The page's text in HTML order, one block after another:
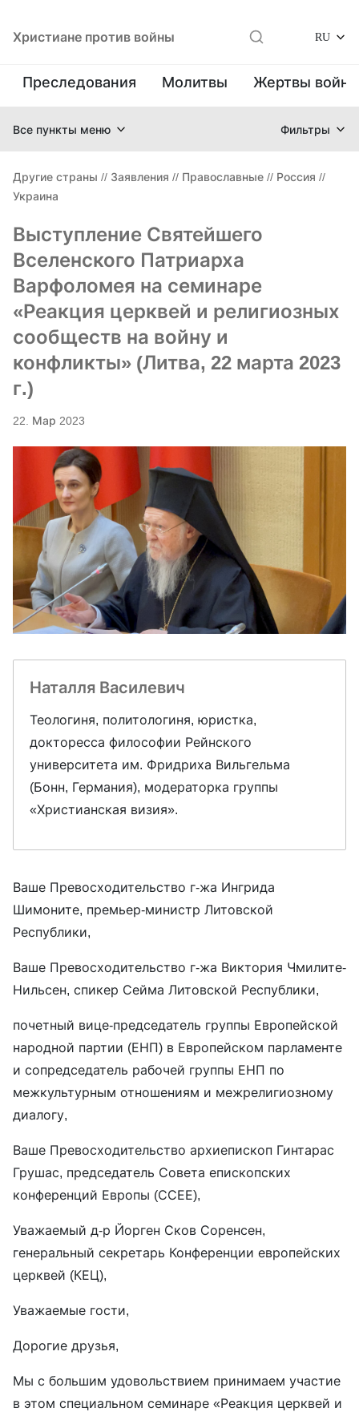
Христиане против войны RU
Преследования Молитвы Жертвы
Все пункты меню Фильтры
Другие страны // Заявления // Православные // Россия //
Украина
Выступление Святейшего
Вселенского Патриарха
Варфоломея на семинаре
«Реакция церквей и религиозных
сообществ на войну и
конфликты» (Литва, 22 марта 2023
г.)
22. Мар 2023
Наталля Василевич
Теологиня, политологиня, юристка,
докторесса философии Рейнского
университета им. Фридриха Вильгельма
(Бонн, Германия), модераторка группы
«Христианская визия».
Ваше Превосходительство г-жа Ингрида
Шимоните, премьер-министр Литовской
Республики,
Ваше Превосходительство г-жа Виктория Чмилите-
Нильсен, спикер Сейма Литовской Республики,
почетный вице-председатель группы Европейской
народной партии (ЕНП) в Европейском парламенте
и сопредседатель рабочей группы ЕНП по
межкультурным отношениям и межрелигиозному
диалогу,
Ваше Превосходительство архиепископ Гинтарас
Грушас, председатель Совета епископских
конференций Европы (ССЕЕ),
Уважаемый д-р Йорген Сков Соренсен,
генеральный секретарь Конференции европейских
церквей (КЕЦ),
Уважаемые гости,
Дорогие друзья,
Мы с большим удовольствием принимаем участие
в этом специальном семинаре «Реакция церквей и